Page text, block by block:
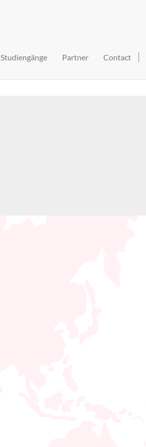
Studiengänge Partner Contact